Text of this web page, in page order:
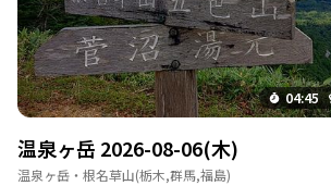
04:45
温泉ヶ岳 2026-08-06(木)
温泉ヶ岳・根名草山(栃木,群馬,福島)